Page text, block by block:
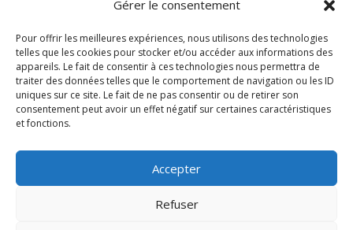
Gérer le consentement
Pour offrir les meilleures expériences, nous utilisons des technologies
telles que les cookies pour stocker et/ou accéder aux informations des
appareils. Le fait de consentir à ces technologies nous permettra de
traiter des données telles que le comportement de navigation ou les ID
uniques sur ce site. Le fait de ne pas consentir ou de retirer son
consentement peut avoir un effet négatif sur certaines caractéristiques
et fonctions.
Accepter
Refuser
RESTONS EN CONTACT
Suivez-nous sur les réseaux